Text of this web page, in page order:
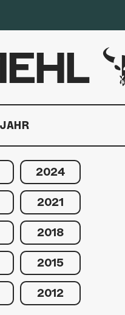
2024
2021
2018
2015
2012